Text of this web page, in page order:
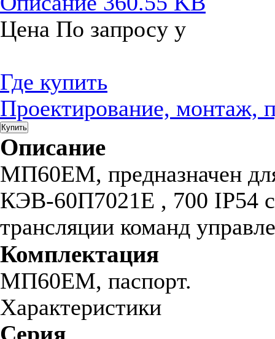
Цена По запросу у
Где купить
Проектирование, монтаж,
Купить
Описание
МП60ЕМ, предназначен
КЭВ-60П7021Е , 700 IP54
трансляции команд
Комплектация
МП60ЕМ, паспорт.
Характеристики
Серия